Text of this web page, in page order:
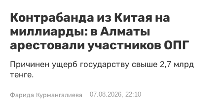
Контрабанда из Китая на
миллиарды: в Алматы
арестовали участников ОПГ
Причинен ущерб государству свыше 2,7 млрд
тенге.
Фарида Курмангалиева 07.08.2026, 22:10